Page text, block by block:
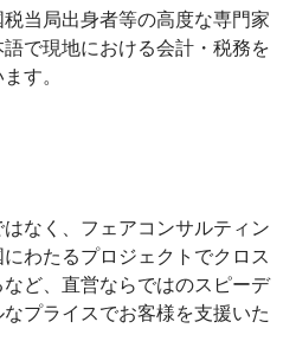
当局出身者等の高度な専門家
で現地における会計・税務を
す。
なく、フェアコンサルティン
わたるプロジェクトでクロス
ど、直営ならではのスピーデ
プライスでお客様を支援いた